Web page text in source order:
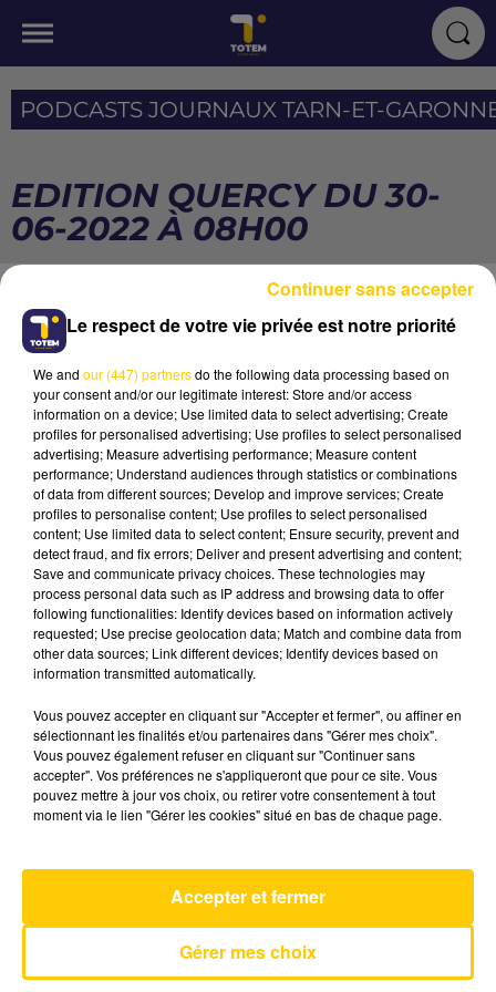
PODCASTS JOURNAUX TARN-ET-
EDITION QUERCY DU 30-
06-2022 À 08H00
PODCASTS
JEUX AGENDA CONTACT
LA COUPE DU MONDE SUR TOTEM
Mentions Légales Gestion des cookies
Le respect de votre vie privée est notre priorité
We and our (447) partnersdo the following data processing based on
your consent and/or our legitimate interest: Store and/or access
information on a device; Use limited data to select advertising; Create
profiles for personalised advertising; Use profiles to select personalised
advertising; Measure advertising performance; Measure content
performance; Understand audiences through statistics or combinations
of data from different sources; Develop and improve services; Create
profiles to personalise content; Use profiles to select personalised
content; Use limited data to select content; Ensure security, prevent and
detect fraud, and fix errors; Deliver and present advertising and content;
Save and communicate privacy choices. These technologies may
process personal data such as IP address and browsing data to offer
following functionalities: Identify devices based on information actively
requested; Use precise geolocation data; Match and combine data from
other data sources; Link different devices; Identify devices based on
information transmitted automatically.
Vous pouvez accepter en cliquant sur "Accepter et fermer", ou affiner en
sélectionnant les finalités et/ou partenaires dans "Gérer mes choix".
Vous pouvez également refuser en cliquant sur "Continuer sans
accepter". Vos préférences ne s'appliqueront que pour ce site. Vous
pouvez mettre à jour vos choix, ou retirer votre consentement à tout
moment via le lien "Gérer les cookies" situé en bas de chaque page.
Gérer mes choix
Accepter et fermer
Continuer sans accepter